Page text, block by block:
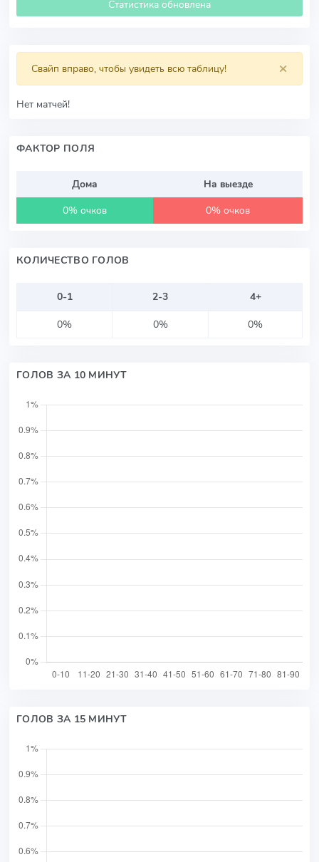
Статистика обновлена
×
Свайп вправо, чтобы увидеть всю таблицу!
Нет матчей!
ФАКТОР ПОЛЯ
Дома
На выезде
0% очков
0% очков
КОЛИЧЕСТВО ГОЛОВ
0-1 2-3
4+
0%
0% 0%
ГОЛОВ ЗА 10 МИНУТ
ГОЛОВ ЗА 15 МИНУТ